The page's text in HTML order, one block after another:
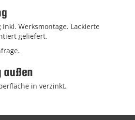
Werksmontage. Lackierte
geliefert.
außen
in verzinkt.